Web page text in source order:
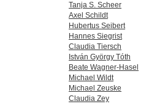
Tanja S. Scheer
Axel Schildt
Hubertus Seibert
Hannes Siegrist
Claudia Tiersch
István György Tóth
Beate Wagner-Hasel
Michael Wildt
Michael Zeuske
Claudia Zey